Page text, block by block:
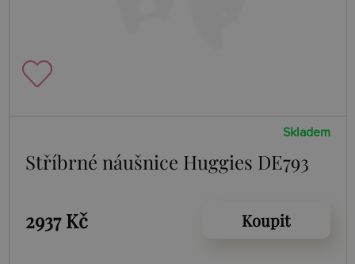
Skladem
Stříbrné náušnice Huggies DE793
2937 Kč Koupit